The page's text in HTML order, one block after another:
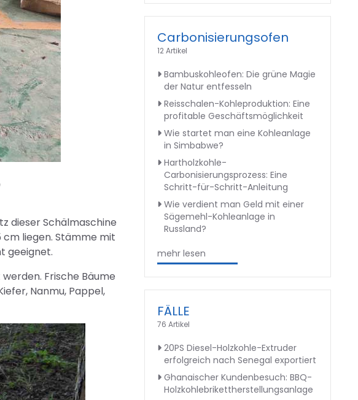
dieser Schälmaschine
cm liegen. Stämme mit
geeignet.
Frische Bäume
Nanmu, Pappel,
Carbonisierungsofen
12 Artikel
Bambuskohleofen: Die grüne Magie
der Natur entfesseln
Reisschalen-Kohleproduktion: Eine
profitable Geschäftsmöglichkeit
Wie startet man eine Kohleanlage
in Simbabwe?
Hartholzkohle-
Carbonisierungsprozess: Eine
Schritt-für-Schritt-Anleitung
Wie verdient man Geld mit einer
Sägemehl-Kohleanlage in
Russland?
mehr lesen
FÄLLE
76 Artikel
20PS Diesel-Holzkohle-Extruder
erfolgreich nach Senegal exportiert
Ghanaischer Kundenbesuch: BBQ-
Holzkohlebrikettherstellungsanlage